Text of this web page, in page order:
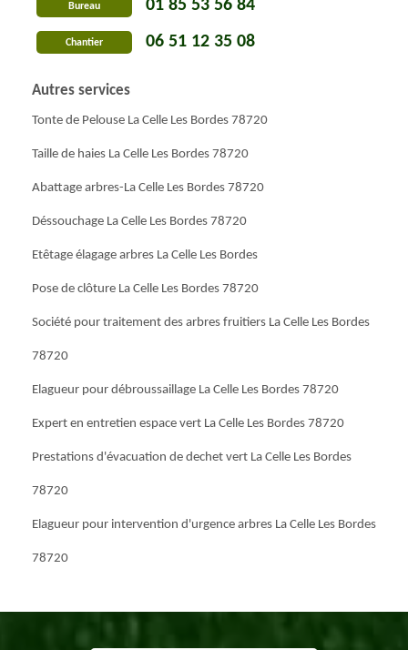
Bureau 01 85 53 56 84
Chantier 06 51 12 35 08
Autres services
Tonte de Pelouse La Celle Les Bordes 78720
Taille de haies La Celle Les Bordes 78720
Abattage arbres-La Celle Les Bordes 78720
Déssouchage La Celle Les Bordes 78720
Etêtage élagage arbres La Celle Les Bordes
Pose de clôture La Celle Les Bordes 78720
Société pour traitement des arbres fruitiers La Celle Les Bordes
78720
Elagueur pour débroussaillage La Celle Les Bordes 78720
Expert en entretien espace vert La Celle Les Bordes 78720
Prestations d'évacuation de dechet vert La Celle Les Bordes
78720
Elagueur pour intervention d'urgence arbres La Celle Les Bordes
78720